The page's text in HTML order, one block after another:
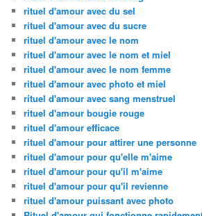
rituel d'amour avec du sel
rituel d'amour avec du sucre
rituel d'amour avec le nom
rituel d'amour avec le nom et miel
rituel d'amour avec le nom femme
rituel d'amour avec photo et miel
rituel d'amour avec sang menstruel
rituel d'amour bougie rouge
rituel d'amour efficace
rituel d'amour pour attirer une personne
rituel d'amour pour qu'elle m'aime
rituel d'amour pour qu'il m'aime
rituel d'amour pour qu'il revienne
rituel d'amour puissant avec photo